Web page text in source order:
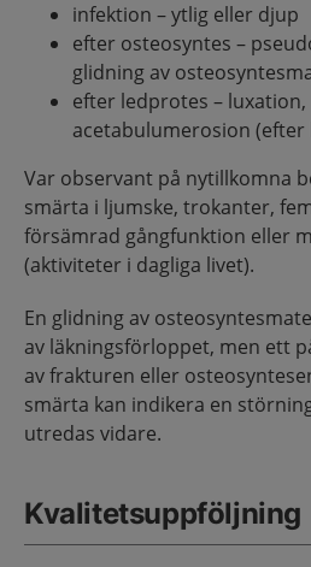
infektion – ytlig eller djup
efter osteosyntes –
glidning av
efter ledprotes –
acetabulumerosion (efter
Var observant på nytillkomna
smärta i ljumske, trokanter,
försämrad gångfunktion eller
(aktiviteter i dagliga livet).
En glidning av
av läkningsförloppet, men ett
av frakturen eller
smärta kan indikera en
utredas vidare.
Kvalitetsuppföljning